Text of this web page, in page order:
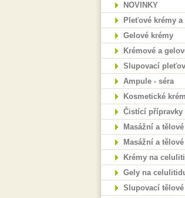
NOVINKY
Pleťové krémy a
Gelové krémy
Krémové a
Slupovací
Ampule - séra
Kosmetické
Čistící
Masážní a
Masážní a
Krémy na
Gely na
Slupovací